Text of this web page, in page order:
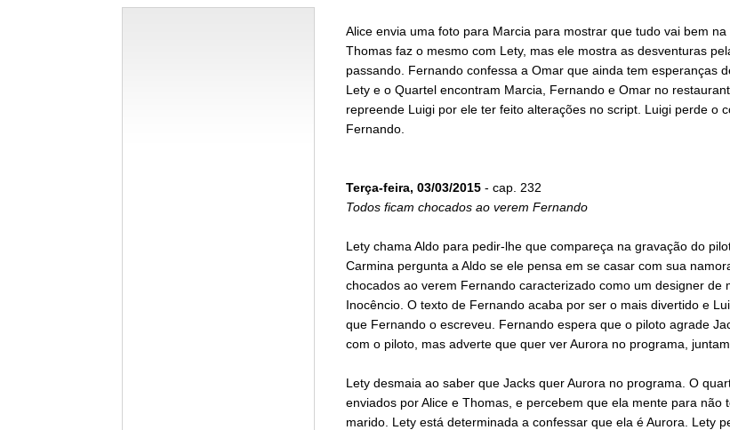
Alice envia uma foto para Marcia para mostrar que tudo vai bem na
Thomas faz o mesmo com Lety, mas ele mostra as desventuras
passando. Fernando confessa a Omar que ainda tem esperanças
Lety e o Quartel encontram Marcia, Fernando e Omar no
repreende Luigi por ele ter feito alterações no script. Luigi perde o
Fernando.
Terça-feira, 03/03/2015- cap. 232
Todos ficam chocados ao verem Fernando
Lety chama Aldo para pedir-lhe que compareça na gravação do
Carmina pergunta a Aldo se ele pensa em se casar com sua
chocados ao verem Fernando caracterizado como um designer de
Inocêncio. O texto de Fernando acaba por ser o mais divertido e
que Fernando o escreveu. Fernando espera que o piloto agrade
com o piloto, mas adverte que quer ver Aurora no programa,
Lety desmaia ao saber que Jacks quer Aurora no programa. O
enviados por Alice e Thomas, e percebem que ela mente para não
marido. Lety está determinada a confessar que ela é Aurora. Lety